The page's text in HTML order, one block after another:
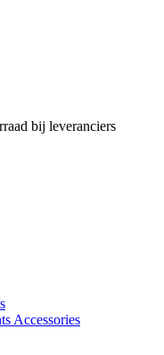
bij leveranciers
Accessories